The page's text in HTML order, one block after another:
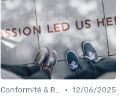
Conformité & Réglementations • 12/06/2025